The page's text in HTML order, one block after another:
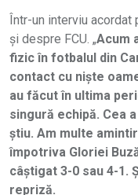
Într-un interviu acordat
și despre FCU. „Acum
fizic în fotbalul din
contact cu niște
au făcut în ultima
singură echipă. Cea
știu. Am multe
împotriva Gloriei
câștigat 3-0 sau 4-1.
repriză.